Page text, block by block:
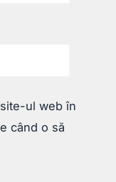
ul web în
când o să